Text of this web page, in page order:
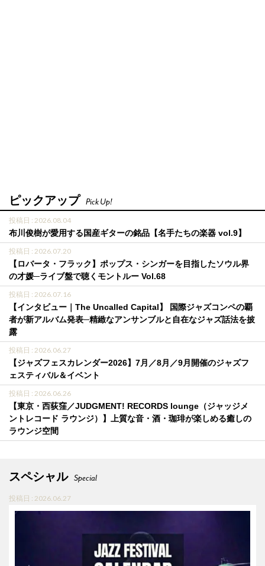
ピックアップ Pick Up!
投稿日 : 2026.08.04
布川俊樹が愛用する国産ギターの銘品【名手たちの楽器 vol.9】
投稿日 : 2026.07.20
【ロバータ・フラック】ポップス・シンガーを目指したソウル界
の才媛─ライブ盤で聴くモントルー Vol.68
投稿日 : 2026.07.16
【インタビュー｜The Uncalled Capital】 国際ジャズコンペの覇
者が新アルバム発表─精緻なアンサンブルと自在なジャズ話法を披
露
投稿日 : 2026.06.27
【ジャズフェスカレンダー2026】7月／8月／9月開催のジャズフ
ェスティバル＆イベント
投稿日 : 2026.06.26
【東京・西荻窪／JUDGMENT! RECORDS lounge（ジャッジメ
ントレコード ラウンジ）】上質な音・酒・珈琲が楽しめる癒しの
ラウンジ空間
スペシャル Special
投稿日 : 2026.06.27